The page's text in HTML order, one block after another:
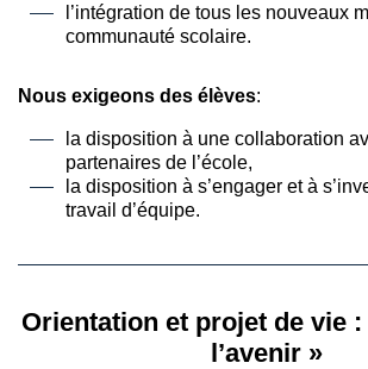
l’intégration de tous les nouveaux
communauté scolaire.
Nous exigeons des élèves:
la disposition à une collaboration
partenaires de l’école,
la disposition à s’engager et à
travail d’équipe.
Orientation et projet de vie
l’avenir »